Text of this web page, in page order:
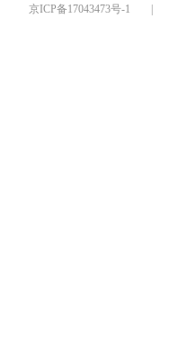
京ICP备17043473号-1